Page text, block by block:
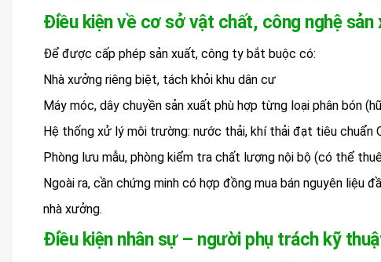
Điều kiện về cơ sở vật chất, công nghệ sản
Để được cấp phép sản xuất, công ty bắt buộc có:
Nhà xưởng riêng biệt, tách khỏi khu dân cư
Máy móc, dây chuyền sản xuất phù hợp từng loại phân bón
Hệ thống xử lý môi trường: nước thải, khí thải đạt tiêu chuẩn
Phòng lưu mẫu, phòng kiểm tra chất lượng nội bộ (có thể
Ngoài ra, cần chứng minh có hợp đồng mua bán nguyên liệu
nhà xưởng.
Điều kiện nhân sự – người phụ trách kỹ